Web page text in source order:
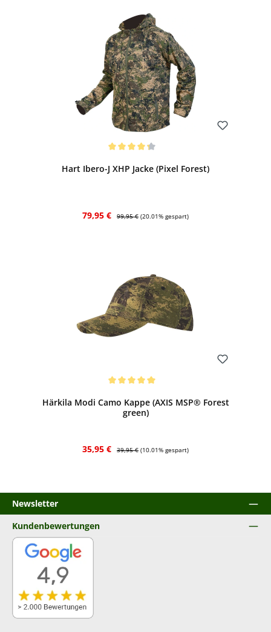
Hart Ibero-J XHP Jacke (Pixel Forest)
Verkaufspreis:
79,95 € Regulärer Preis:
99,95 € (20.01% gespart)
Härkila Modi Camo Kappe (AXIS MSP® Forest
green)
Verkaufspreis:
35,95 € Regulärer Preis:
39,95 € (10.01% gespart)
Newsletter
Kundenbewertungen